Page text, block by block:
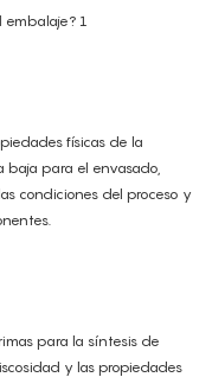
físicas de la
para el envasado,
condiciones del proceso y
para la síntesis de
y las propiedades